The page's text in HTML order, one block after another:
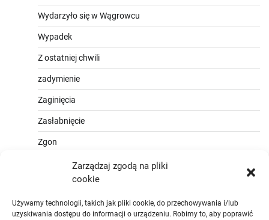
Zarządzaj zgodą na pliki
cookie
Używamy technologii, takich jak pliki cookie, do przechowywania i/lub
uzyskiwania dostępu do informacji o urządzeniu. Robimy to, aby poprawić
Wydarzyło się w Wągrowcu
Wypadek
Z ostatniej chwili
zadymienie
Zaginięcia
Zasłabnięcie
Zgon